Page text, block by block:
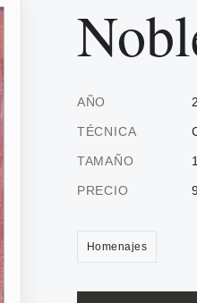
AÑO
TÉCNICA
TAMAÑO
PRECIO
Homenajes